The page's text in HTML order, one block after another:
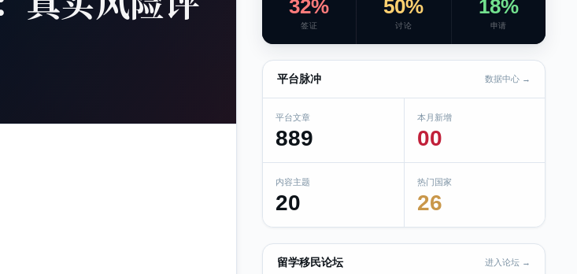
32%
签证
50%
讨论
18%
申请
平台脉冲 数据中心 →
平台文章
889
本月新增
00
内容主题
20
热门国家
26
留学移民论坛 进入论坛 →